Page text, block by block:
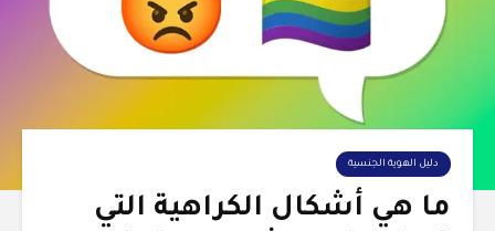
دليل الهوية الجنسية
ما هي أشكال الكراهية التي